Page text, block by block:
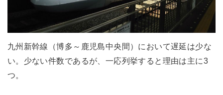
九州新幹線（博多～鹿児島中央間）において遅延は少な
い。少ない件数であるが、一応列挙すると理由は主に3
つ。